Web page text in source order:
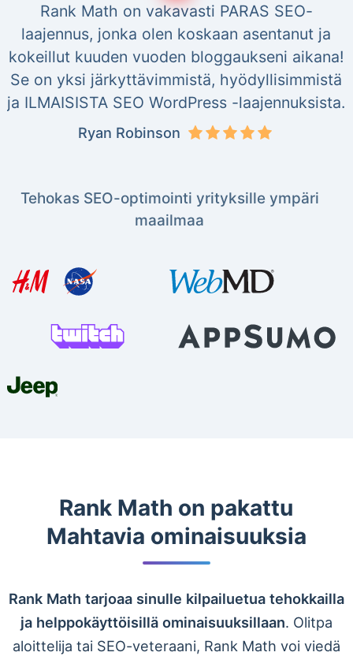
Rank Math on vakavasti PARAS SEO-
laajennus, jonka olen koskaan asentanut ja
kokeillut kuuden vuoden bloggaukseni aikana!
Se on yksi järkyttävimmistä, hyödyllisimmistä
ja ILMAISISTA SEO WordPress -laajennuksista.
Ryan Robinson
Tehokas SEO-optimointi yrityksille ympäri
maailmaa
Rank Math on pakattu
Mahtavia ominaisuuksia
Rank Math tarjoaa sinulle kilpailuetua tehokkailla
ja helppokäyttöisillä ominaisuuksillaan. Olitpa
aloittelija tai SEO-veteraani, Rank Math voi viedä